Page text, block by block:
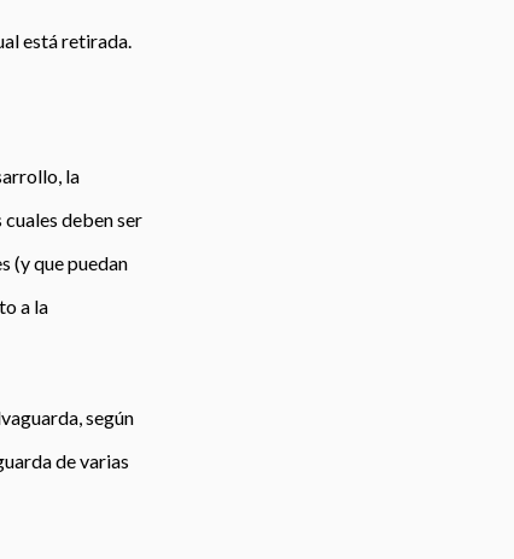
está retirada.
la
deben ser
(y que puedan
a la
según
de varias